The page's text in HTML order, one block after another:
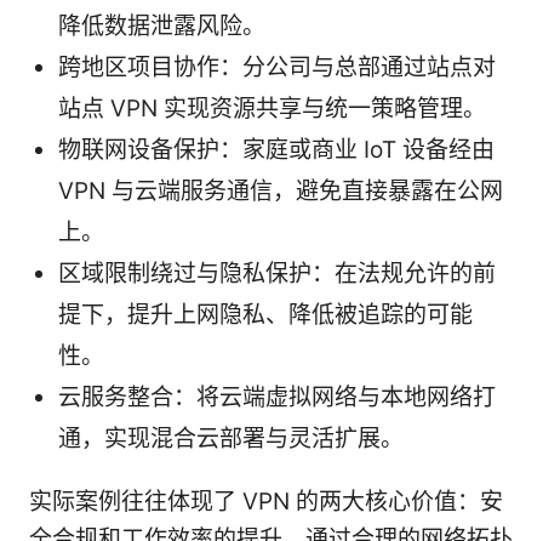
降低数据泄露风险。
跨地区项目协作：分公司与总部通过站点对
站点 VPN 实现资源共享与统一策略管理。
物联网设备保护：家庭或商业 IoT 设备经由
VPN 与云端服务通信，避免直接暴露在公网
上。
区域限制绕过与隐私保护：在法规允许的前
提下，提升上网隐私、降低被追踪的可能
性。
云服务整合：将云端虚拟网络与本地网络打
通，实现混合云部署与灵活扩展。
实际案例往往体现了 VPN 的两大核心价值：安